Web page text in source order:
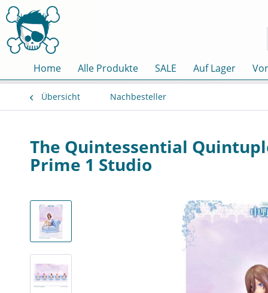
Home Alle Produkte SALE Auf Lager
Übersicht Nachbesteller
The Quintessential
Prime 1 Studio